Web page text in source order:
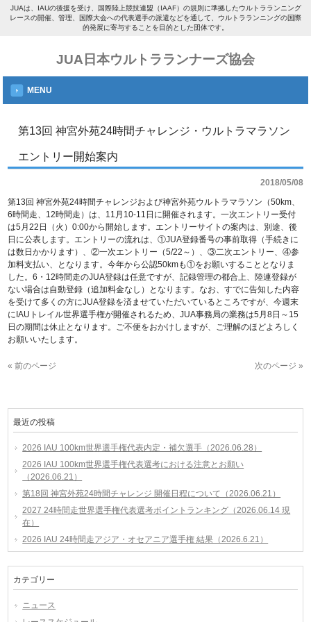
JUAは、IAUの後援を受け、国際陸上競技連盟（IAAF）の規則に準拠したウルトラランニング
レースの開催、管理、国際大会への代表選手の派遣などを通して、ウルトラランニングの国際
的発展に寄与することを目的とした団体です。
JUA日本ウルトラランナーズ協会
MENU
第13回 神宮外苑24時間チャレンジ・ウルトラマラソン
エントリー開始案内
2018/05/08
第13回 神宮外苑24時間チャレンジおよび神宮外苑ウルトラマラソン（50km、
6時間走、12時間走）は、11月10-11日に開催されます。一次エントリー受付
は5月22日（火）0:00から開始します。エントリーサイトの案内は、別途、後
日に公表します。エントリーの流れは、①JUA登録番号の事前取得（手続きに
は数日かかります）、②一次エントリー（5/22～）、③二次エントリー、④参
加料支払い、となります。今年から公認50kmも①をお願いすることとなりま
した。6・12時間走のJUA登録は任意ですが、記録管理の都合上、陸連登録が
ない場合は自動登録（追加料金なし）となります。なお、すでに告知した内容
を受けて多くの方にJUA登録を済ませていただいているところですが、今週末
にIAUトレイル世界選手権が開催されるため、JUA事務局の業務は5月8日～15
日の期間は休止となります。ご不便をおかけしますが、ご理解のほどよろしく
お願いいたします。
« 前のページ 次のページ »
最近の投稿
2026 IAU 100km世界選手権代表内定・補欠選手（2026.06.28）
2026 IAU 100km世界選手権代表選考における注意とお願い
（2026.06.21）
第18回 神宮外苑24時間チャレンジ 開催日程について（2026.06.21）
2027 24時間走世界選手権代表選考ポイントランキング（2026.06.14 現
在）
2026 IAU 24時間走アジア・オセアニア選手権 結果（2026.6.21）
カテゴリー
ニュース